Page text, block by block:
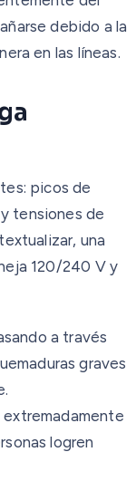
debido a la
en las líneas.
picos de
tensiones de
una
120/240 V y
a través
graves
logren